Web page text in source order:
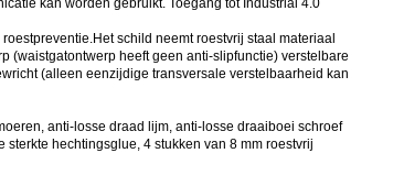
kan worden gebruikt. Toegang tot Industrial 4.0
schild neemt roestvrij staal materiaal
(waistgatontwerp heeft geen anti-slipfunctie) verstelbare
(alleen eenzijdige transversale verstelbaarheid kan
anti-losse draad lijm, anti-losse draaiboei schroef
hechtingsglue, 4 stukken van 8 mm roestvrij